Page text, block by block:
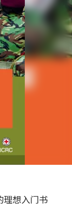
理想入门书